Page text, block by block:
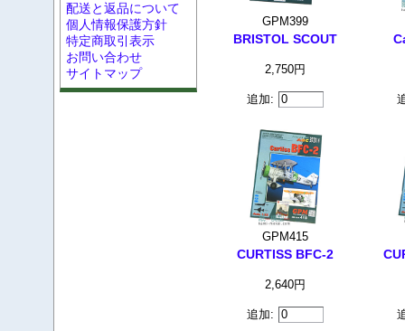
配送と返品について
個人情報保護方針
特定商取引表示
お問い合わせ
サイトマップ
GPM399
BRISTOL SCOUT
2,750円
追加:
GPM415
CURTISS BFC-2
2,640円
追加: